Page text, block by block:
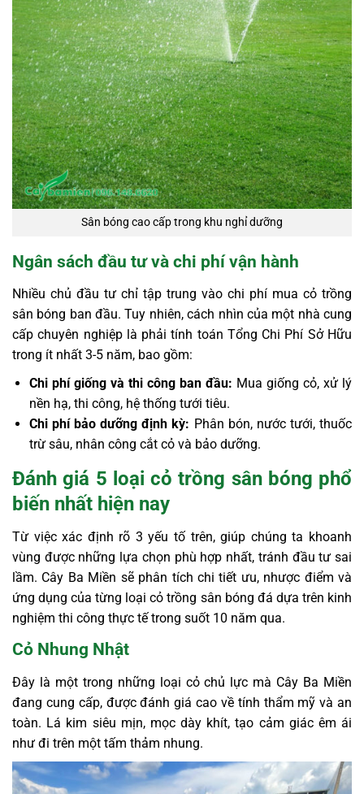
Sân bóng cao cấp trong khu nghỉ dưỡng
Ngân sách đầu tư và chi phí vận hành
Nhiều chủ đầu tư chỉ tập trung vào chi phí mua cỏ trồng
sân bóng ban đầu. Tuy nhiên, cách nhìn của một nhà cung
cấp chuyên nghiệp là phải tính toán Tổng Chi Phí Sở Hữu
trong ít nhất 3-5 năm, bao gồm:
Chi phí giống và thi công ban đầu: Mua giống cỏ, xử lý
nền hạ, thi công, hệ thống tưới tiêu.
Chi phí bảo dưỡng định kỳ: Phân bón, nước tưới, thuốc
trừ sâu, nhân công cắt cỏ và bảo dưỡng.
Đánh giá 5 loại cỏ trồng sân bóng phổ
biến nhất hiện nay
Từ việc xác định rõ 3 yếu tố trên, giúp chúng ta khoanh
vùng được những lựa chọn phù hợp nhất, tránh đầu tư sai
lầm. Cây Ba Miền sẽ phân tích chi tiết ưu, nhược điểm và
ứng dụng của từng loại cỏ trồng sân bóng đá dựa trên kinh
nghiệm thi công thực tế trong suốt 10 năm qua.
Cỏ Nhung Nhật
Đây là một trong những loại cỏ chủ lực mà Cây Ba Miền
đang cung cấp, được đánh giá cao về tính thẩm mỹ và an
toàn. Lá kim siêu mịn, mọc dày khít, tạo cảm giác êm ái
như đi trên một tấm thảm nhung.